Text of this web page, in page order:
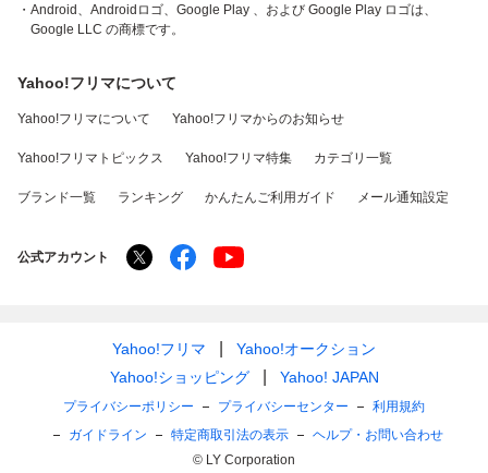
・Android、Androidロゴ、Google Play 、および Google Play ロゴは、
Google LLC の商標です。
Yahoo!フリマについて
Yahoo!フリマについて Yahoo!フリマからのお知らせ
Yahoo!フリマトピックス Yahoo!フリマ特集 カテゴリ一覧
ブランド一覧 ランキング かんたんご利用ガイド メール通知設定
公式アカウント
Yahoo!フリマ
Yahoo!オークション
Yahoo!ショッピング
Yahoo! JAPAN
プライバシーポリシー プライバシーセンター
利用規約
ガイドライン
特定商取引法の表示
ヘルプ・お問い合わせ
© LY Corporation